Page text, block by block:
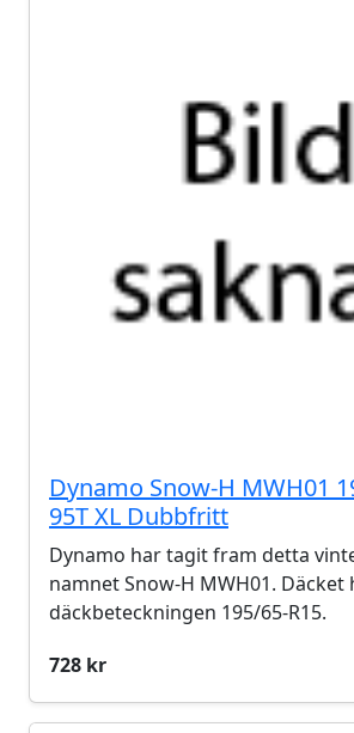
Dynamo Snow-H MWH01
95T XL Dubbfritt
Dynamo har tagit fram detta
namnet Snow-H MWH01. Däcket
däckbeteckningen 195/65-R15.
728 kr